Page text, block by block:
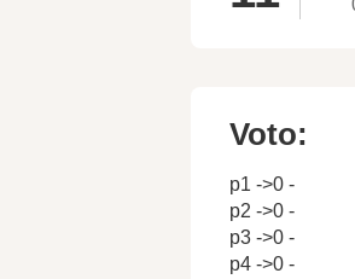
Voto:
p1 ->0 -
p2 ->0 -
p3 ->0 -
p4 ->0 -